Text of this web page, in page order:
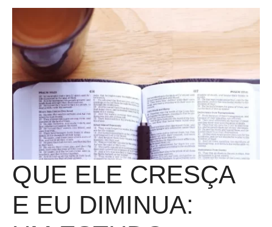
QUE ELE CRESÇA
E EU DIMINUA: